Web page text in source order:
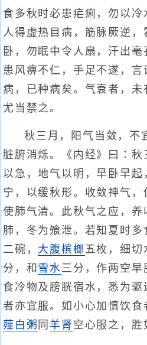
食多秋时必患疟痢，勿以
人得虚热目病，筋脉厥逆
卧，勿眠中令人扇，汗出
患风痹不仁，手足不遂，言
病，已种病矣。气衰者，
尤当禁之。
秋三月，阳气当敛，不
脏腑消烁。《内经》曰∶秋
以急，地气以明，早卧早
宁，以缓秋形。收敛神气，
使肺气清。此秋气之应，养
肺，冬为飧泄。若知夏时多
二碗， 大腹槟榔五枚，细切
分，和 雪水三分，作两空早
食冷物及膀胱宿水，悉为
者亦宜服。如小心加慎饮
薤白粥 同 羊肾 空心服之，胜